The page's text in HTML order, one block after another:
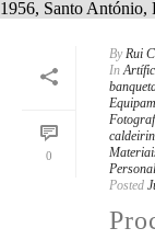
0
By Rui
In
Posted